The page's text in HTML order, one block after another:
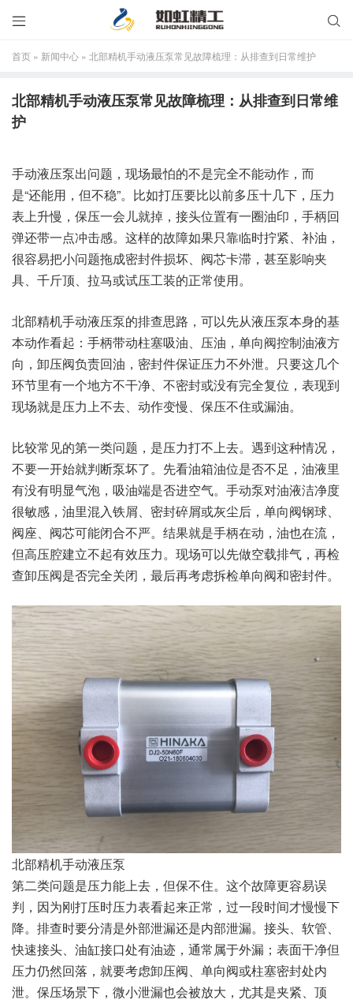


首页 » 新闻中心 » 北部精机手动液压泵常见故障梳理：从排查到日常维护
北部精机手动液压泵常见故障梳理：从排查到日常维
护
手动液压泵出问题，现场最怕的不是完全不能动作，而
是“还能用，但不稳”。比如打压要比以前多压十几下，压力
表上升慢，保压一会儿就掉，接头位置有一圈油印，手柄回
弹还带一点冲击感。这样的故障如果只靠临时拧紧、补油，
很容易把小问题拖成密封件损坏、阀芯卡滞，甚至影响夹
具、千斤顶、拉马或试压工装的正常使用。
北部精机手动液压泵的排查思路，可以先从液压泵本身的基
本动作看起：手柄带动柱塞吸油、压油，单向阀控制油液方
向，卸压阀负责回油，密封件保证压力不外泄。只要这几个
环节里有一个地方不干净、不密封或没有完全复位，表现到
现场就是压力上不去、动作变慢、保压不住或漏油。
比较常见的第一类问题，是压力打不上去。遇到这种情况，
不要一开始就判断泵坏了。先看油箱油位是否不足，油液里
有没有明显气泡，吸油端是否进空气。手动泵对油液洁净度
很敏感，油里混入铁屑、密封碎屑或灰尘后，单向阀钢球、
阀座、阀芯可能闭合不严。结果就是手柄在动，油也在流，
但高压腔建立不起有效压力。现场可以先做空载排气，再检
查卸压阀是否完全关闭，最后再考虑拆检单向阀和密封件。
北部精机手动液压泵
第二类问题是压力能上去，但保不住。这个故障更容易误
判，因为刚打压时压力表看起来正常，过一段时间才慢慢下
降。排查时要分清是外部泄漏还是内部泄漏。接头、软管、
快速接头、油缸接口处有油迹，通常属于外漏；表面干净但
压力仍然回落，就要考虑卸压阀、单向阀或柱塞密封处内
泄。保压场景下，微小泄漏也会被放大，尤其是夹紧、顶